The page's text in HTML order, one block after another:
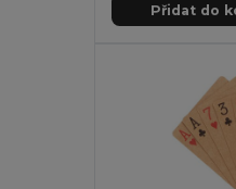
Přidat do